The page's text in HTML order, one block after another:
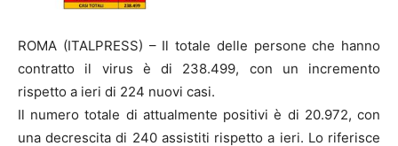
ROMA (ITALPRESS) – Il totale delle persone che hanno
contratto il virus è di 238.499, con un incremento
rispetto a ieri di 224 nuovi casi.
Il numero totale di attualmente positivi è di 20.972, con
una decrescita di 240 assistiti rispetto a ieri. Lo riferisce